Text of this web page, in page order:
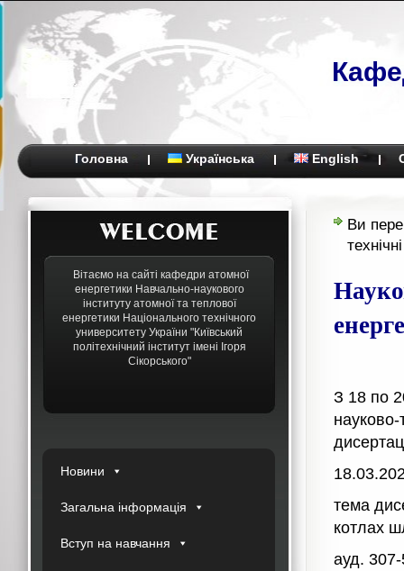
Головна Українська English
Вітаємо на сайті кафедри атомної
енергетики Навчально-наукового
інституту атомної та теплової
енергетики Національного технічного
университету України "Київський
політехнічний інститут імені Ігоря
Сікорського"
Новини
Загальна інформація
Вступ на навчання
Ви
З 18 по
науково-
тема
котлах
ауд.